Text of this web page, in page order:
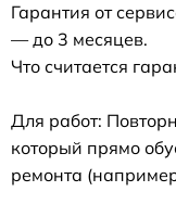
Гарантия от
— до 3 месяцев.
Что считается
Для работ:
который прямо
ремонта